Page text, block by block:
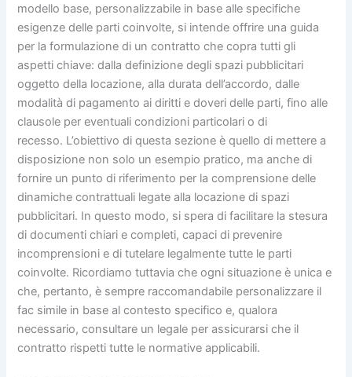
modello base, personalizzabile in base alle specifiche
esigenze delle parti coinvolte, si intende offrire una guida
per la formulazione di un contratto che copra tutti gli
aspetti chiave: dalla definizione degli spazi pubblicitari
oggetto della locazione, alla durata dell’accordo, dalle
modalità di pagamento ai diritti e doveri delle parti, fino alle
clausole per eventuali condizioni particolari o di
recesso. L’obiettivo di questa sezione è quello di mettere a
disposizione non solo un esempio pratico, ma anche di
fornire un punto di riferimento per la comprensione delle
dinamiche contrattuali legate alla locazione di spazi
pubblicitari. In questo modo, si spera di facilitare la stesura
di documenti chiari e completi, capaci di prevenire
incomprensioni e di tutelare legalmente tutte le parti
coinvolte. Ricordiamo tuttavia che ogni situazione è unica e
che, pertanto, è sempre raccomandabile personalizzare il
fac simile in base al contesto specifico e, qualora
necessario, consultare un legale per assicurarsi che il
contratto rispetti tutte le normative applicabili.